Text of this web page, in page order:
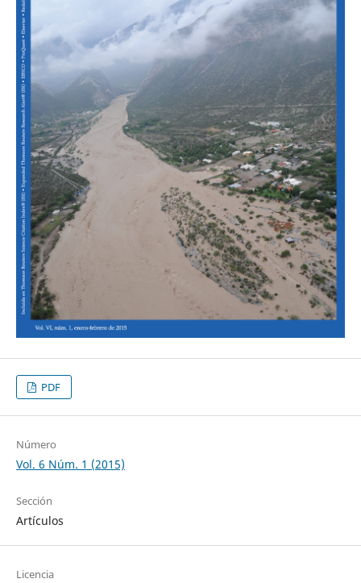
PDF
Número
Vol. 6 Núm. 1 (2015)
Sección
Artículos
Licencia